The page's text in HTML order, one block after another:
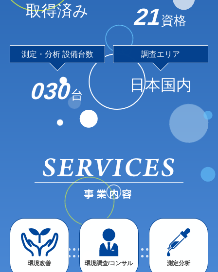
取得済み 21資格
測定・分析 設備台数
030台
調査エリア
日本国内
環境改善 環境調査/コンサル 測定分析